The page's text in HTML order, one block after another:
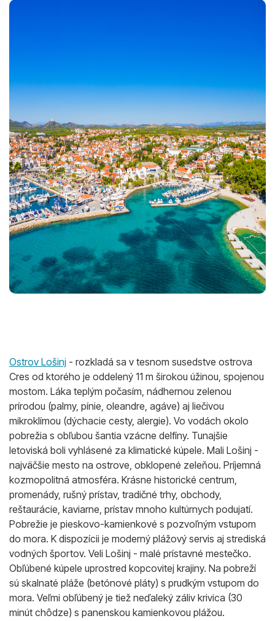
Ostrov Lošinj - rozkladá sa v tesnom susedstve ostrova
Cres od ktorého je oddelený 11 m širokou úžinou, spojenou
mostom. Láka teplým počasím, nádhernou zelenou
prírodou (palmy, pínie, oleandre, agáve) aj liečivou
mikroklímou (dýchacie cesty, alergie). Vo vodách okolo
pobrežia s obľubou šantia vzácne delfíny. Tunajšie
letoviská boli vyhlásené za klimatické kúpele. Mali Lošinj -
najväčšie mesto na ostrove, obklopené zeleňou. Príjemná
kozmopolitná atmosféra. Krásne historické centrum,
promenády, rušný prístav, tradičné trhy, obchody,
reštaurácie, kaviarne, prístav mnoho kultúrnych podujatí.
Pobrežie je pieskovo-kamienkové s pozvoľným vstupom
do mora. K dispozícii je moderný plážový servis aj strediská
vodných športov. Veli Lošinj - malé prístavné mestečko.
Obľúbené kúpele uprostred kopcovitej krajiny. Na pobreží
sú skalnaté pláže (betónové pláty) s prudkým vstupom do
mora. Veľmi obľúbený je tiež neďaleký záliv krivica (30
minút chôdze) s panenskou kamienkovou plážou.